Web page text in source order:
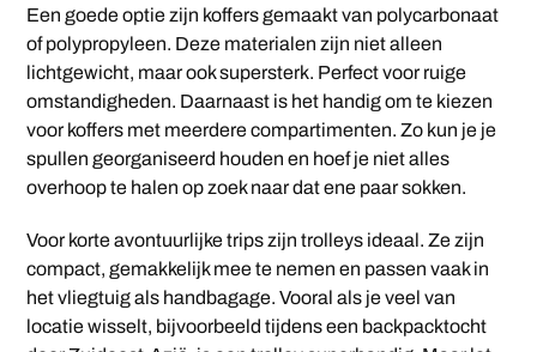
Een goede optie zijn koffers gemaakt van polycarbonaat
of polypropyleen. Deze materialen zijn niet alleen
lichtgewicht, maar ook supersterk. Perfect voor ruige
omstandigheden. Daarnaast is het handig om te kiezen
voor koffers met meerdere compartimenten. Zo kun je je
spullen georganiseerd houden en hoef je niet alles
overhoop te halen op zoek naar dat ene paar sokken.
Voor korte avontuurlijke trips zijn trolleys ideaal. Ze zijn
compact, gemakkelijk mee te nemen en passen vaak in
het vliegtuig als handbagage. Vooral als je veel van
locatie wisselt, bijvoorbeeld tijdens een backpacktocht